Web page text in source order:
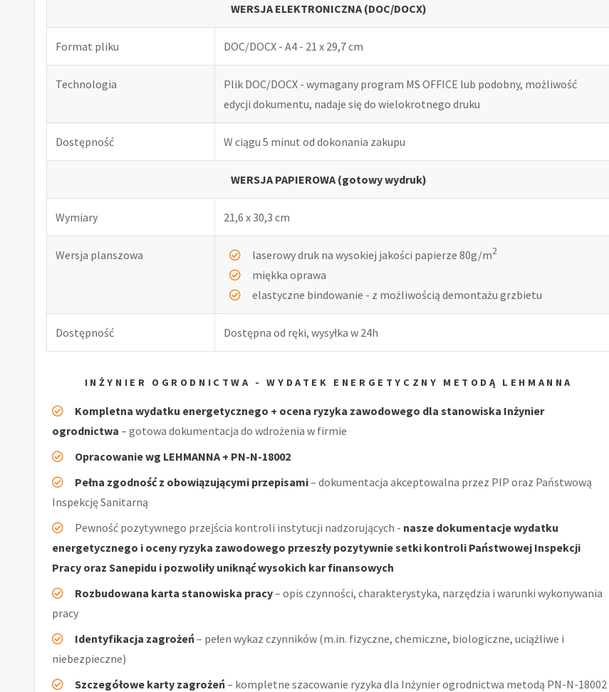
WERSJA ELEKTRONICZNA (DOC/DOCX)
Format pliku DOC/DOCX - A4 - 21 x 29,7 cm
Technologia
Plik DOC/DOCX - wymagany program MS OFFICE lub podobny, możliwość
edycji dokumentu, nadaje się do wielokrotnego druku
Dostępność W ciągu 5 minut od dokonania zakupu
WERSJA PAPIEROWA (gotowy wydruk)
Wymiary 21,6 x 30,3 cm
Wersja planszowa laserowy druk na wysokiej jakości papierze 80g/m2
miękka oprawa
elastyczne bindowanie - z możliwością demontażu grzbietu
Dostępność Dostępna od ręki, wysyłka w 24h
INŻYNIER OGRODNICTWA - WYDATEK ENERGETYCZNY METODĄ LEHMANNA
Kompletna wydatku energetycznego + ocena ryzyka zawodowego dla stanowiska Inżynier
ogrodnictwa – gotowa dokumentacja do wdrożenia w firmie
Opracowanie wg LEHMANNA + PN-N-18002
Pełna zgodność z obowiązującymi przepisami– dokumentacja akceptowalna przez PIP oraz Państwową
Inspekcję Sanitarną
Pewność pozytywnego przejścia kontroli instytucji nadzorujących - nasze dokumentacje wydatku
energetycznego i oceny ryzyka zawodowego przeszły pozytywnie setki kontroli Państwowej Inspekcji
Pracy oraz Sanepidu i pozwoliły uniknąć wysokich kar finansowych
Rozbudowana karta stanowiska pracy– opis czynności, charakterystyka, narzędzia i warunki wykonywania
pracy
Identyfikacja zagrożeń– pełen wykaz czynników (m.in. fizyczne, chemiczne, biologiczne, uciążliwe i
niebezpieczne)
Szczegółowe karty zagrożeń– kompletne szacowanie ryzyka dla Inżynier ogrodnictwa metodą PN-N-18002